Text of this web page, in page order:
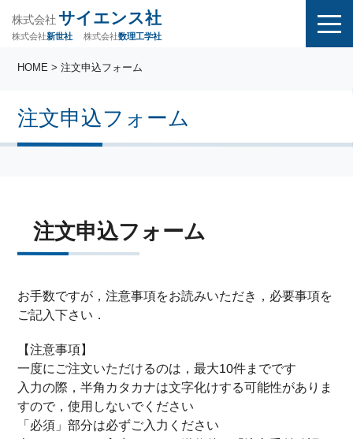
株式会社 サイエンス社
株式会社新世社 株式会社数理工学社
注文申込フォーム
HOME > 注文申込フォーム
注文申込フォーム
お手数ですが，注意事項をお読みいただき，必要事項を
ご記入下さい．
【注意事項】
一度にご注文いただけるのは，最大10件までです
入力の際，半角カタカナは文字化けする可能性がありま
すので，使用しないでください
「必須」部分は必ずご入力ください